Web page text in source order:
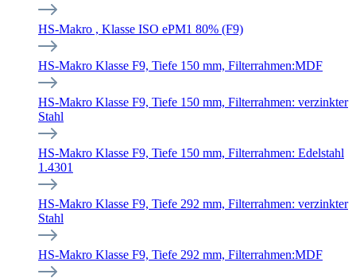
HS-Makro , Klasse ISO ePM1 80% (F9)
HS-Makro Klasse F9, Tiefe 150 mm, Filterrahmen:MDF
HS-Makro Klasse F9, Tiefe 150 mm, Filterrahmen: verzinkter
Stahl
HS-Makro Klasse F9, Tiefe 150 mm, Filterrahmen: Edelstahl
1.4301
HS-Makro Klasse F9, Tiefe 292 mm, Filterrahmen: verzinkter
Stahl
HS-Makro Klasse F9, Tiefe 292 mm, Filterrahmen:MDF